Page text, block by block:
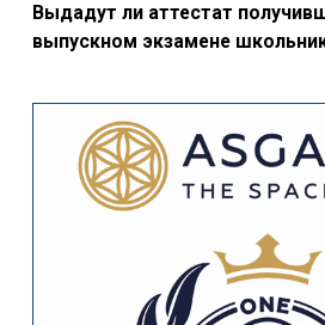
Выдадут ли аттестат
выпускном экзамене